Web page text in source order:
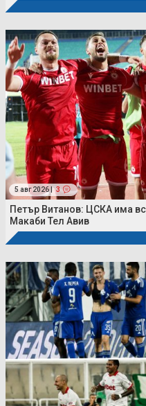
5 авг 2026 | 3
Петър Витанов: ЦСКА има
Макаби Тел Авив